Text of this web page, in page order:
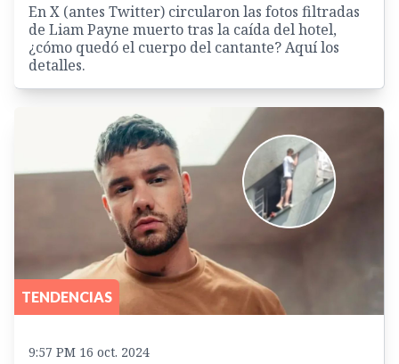
En X (antes Twitter) circularon las fotos filtradas
de Liam Payne muerto tras la caída del hotel,
¿cómo quedó el cuerpo del cantante? Aquí los
detalles.
TENDENCIAS
9:57 PM 16 oct. 2024